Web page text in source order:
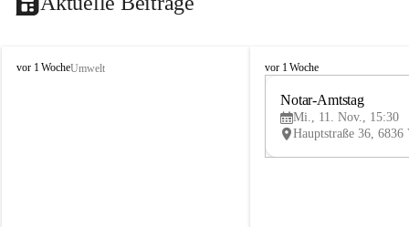
V
vor 1 WocheUmwelt
V
vor 1 Woche
Notar-Amtstag
Mi., 11. Nov., 15:30